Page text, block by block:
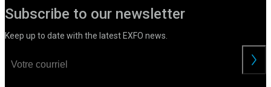
Subscribe to our newsletter
Keep up to date with the latest EXFO news.